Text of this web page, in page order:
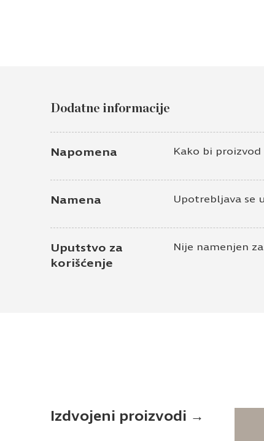
Dodatne informacije
Napomena Kako bi
Namena Upotrebljava se
Uputstvo za
korišćenje
Nije namenjen
Izdvojeni proizvodi →